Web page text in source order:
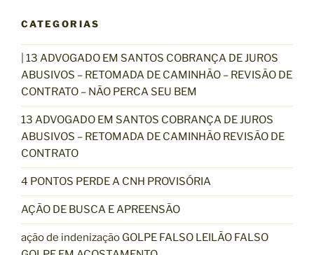
CATEGORIAS
| 13 ADVOGADO EM SANTOS COBRANÇA DE JUROS
ABUSIVOS – RETOMADA DE CAMINHÃO – REVISÃO DE
CONTRATO – NÃO PERCA SEU BEM
13 ADVOGADO EM SANTOS COBRANÇA DE JUROS
ABUSIVOS – RETOMADA DE CAMINHÃO REVISÃO DE
CONTRATO
4 PONTOS PERDE A CNH PROVISÓRIA
AÇÃO DE BUSCA E APREENSÃO
ação de indenização GOLPE FALSO LEILÃO FALSO